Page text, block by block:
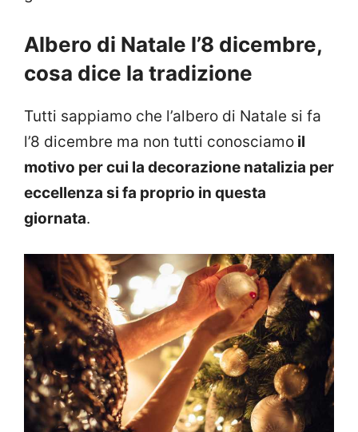
Albero di Natale l’8 dicembre,
cosa dice la tradizione
Tutti sappiamo che l’albero di Natale si fa
l’8 dicembre ma non tutti conosciamo il
motivo per cui la decorazione natalizia per
eccellenza si fa proprio in questa
giornata.